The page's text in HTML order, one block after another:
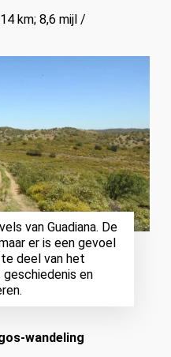
km; 8,6 mijl /
van Guadiana. De
er is een gevoel
deel van het
en
wandeling